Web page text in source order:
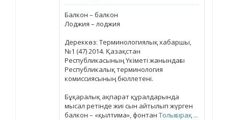
Балкон – балкон
Лоджия – лоджия
Дереккөз: Терминологиялық хабаршы,
№1 (47) 2014. Қазақстан
Республикасының Үкіметі жанындағы
Республикалық терминология
комиссиясының бюллетені.
Бұқаралық ақпарат құралдарында
мысал ретінде жиі сын айтылып жүрген
балкон – «қылтима», фонтан Толығырақ ...